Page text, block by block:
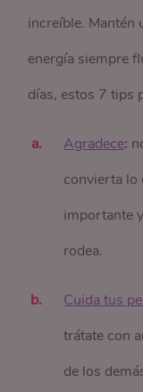
increíble. Mantén
energía siempre
días, estos 7 tips
Agradece:
convierta lo
importante
rodea.
Cuida tus
trátate con
de los